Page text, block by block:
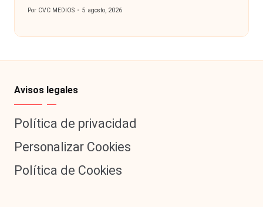
Publicado
Por CVC MEDIOS 5 agosto, 2026
Avisos legales
Política de privacidad
Personalizar Cookies
Política de Cookies